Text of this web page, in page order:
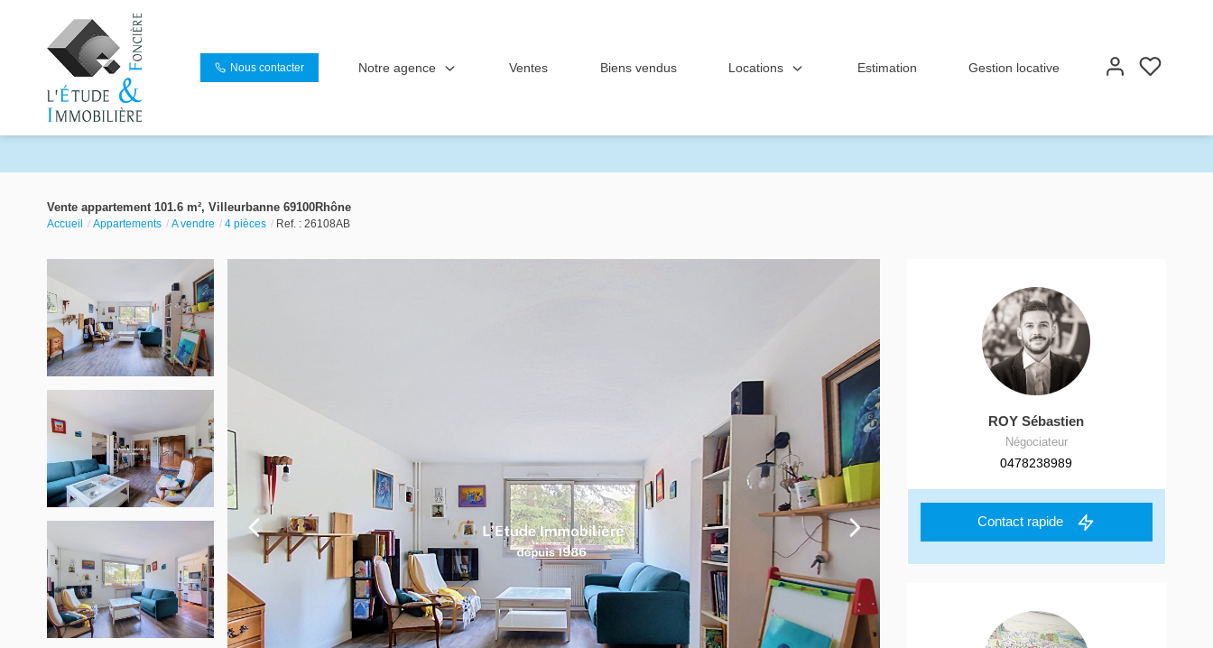
Nous contacter Notre agence Ventes Biens vendus Locations Estimation Gestion locative
Vente appartement 101.6 m², Villeurbanne 69100Rhône
Accueil Appartements A vendre 4 pièces Ref. : 26108AB
ROY Sébastien
Négociateur
0478238989
Contact rapide